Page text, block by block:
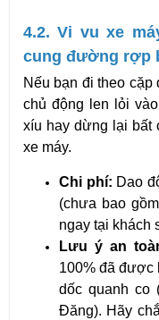
4.2. Vi vu xe
cung đường rợp
Nếu bạn đi theo
chủ động len lỏi
xíu hay dừng lại bất
xe máy.
Chi phí: Dao
(chưa bao
ngay tại khách
Lưu ý an
100% đã được
dốc quanh co
Đăng). Hãy